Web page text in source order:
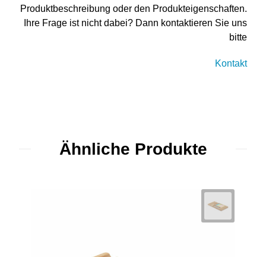
Produktbeschreibung oder den Produkteigenschaften.
Ihre Frage ist nicht dabei? Dann kontaktieren Sie uns
bitte
Kontakt
Ähnliche Produkte